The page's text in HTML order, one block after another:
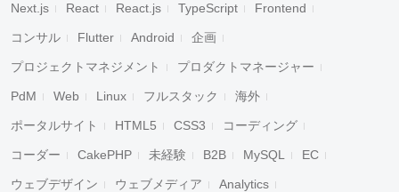
Next.js React React.js TypeScript Frontend
コンサル Flutter Android 企画
プロジェクトマネジメント プロダクトマネージャー
PdM Web Linux フルスタック 海外
ポータルサイト HTML5 CSS3 コーディング
コーダー CakePHP 未経験 B2B MySQL EC
ウェブデザイン ウェブメディア Analytics